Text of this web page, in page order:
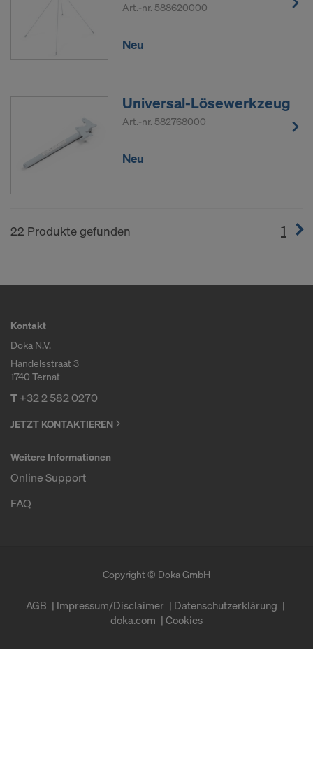
Art.-nr. 588620000
Neu
Universal-Lösewerkzeug
Art.-nr. 582768000
Neu
22 Produkte gefunden 1
Kontakt
Doka N.V.
Handelsstraat 3
1740 Ternat
T+32 2 582 0270
JETZT KONTAKTIEREN
Weitere Informationen
Online Support
FAQ
Copyright © Doka GmbH
AGB Impressum/Disclaimer
Datenschutzerklärung
doka.com
Cookies